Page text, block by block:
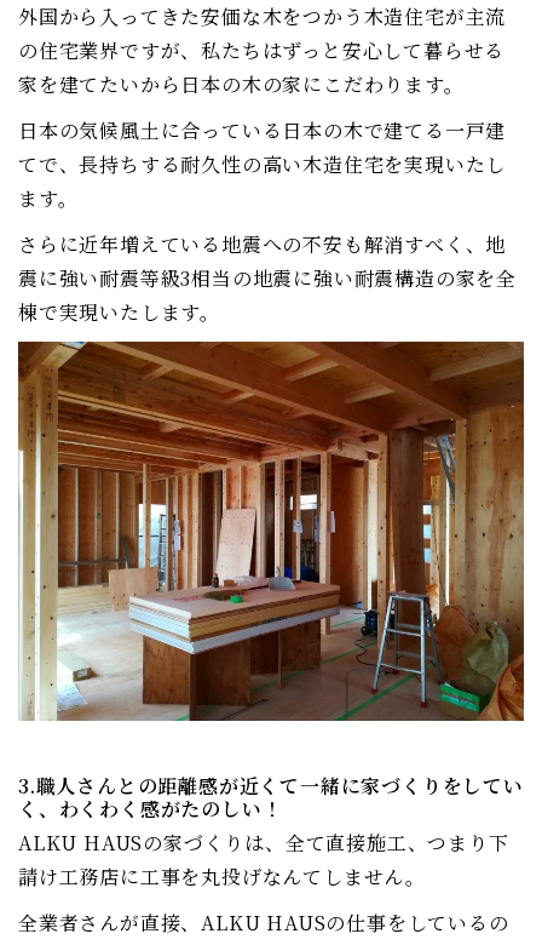
外国から入ってきた安価な木をつかう木造住宅が主流
の住宅業界ですが、私たちはずっと安心して暮らせる
家を建てたいから日本の木の家にこだわります。
日本の気候風土に合っている日本の木で建てる一戸建
てで、長持ちする耐久性の高い木造住宅を実現いたし
ます。
さらに近年増えている地震への不安も解消すべく、地
震に強い耐震等級3相当の地震に強い耐震構造の家を全
棟で実現いたします。
3.職人さんとの距離感が近くて一緒に家づくりをしてい
く、わくわく感がたのしい！
ALKU HAUSの家づくりは、全て直接施工、つまり下
請け工務店に工事を丸投げなんてしません。
全業者さんが直接、ALKU HAUSの仕事をしているの